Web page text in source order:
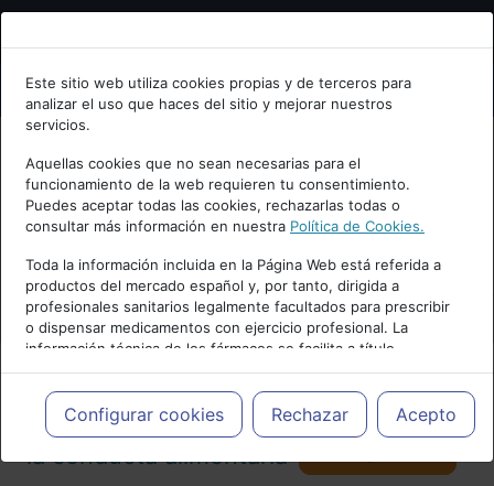
Bienvenid@ a psiquiatria.com
Escribe tu Email
Accede o regístrate con tu email.
Cancelar
Este sitio web utiliza cookies propias y de terceros para
analizar el uso que haces del sitio y mejorar nuestros
servicios.
Aquellas cookies que no sean necesarias para el
funcionamiento de la web requieren tu consentimiento.
Puedes aceptar todas las cookies, rechazarlas todas o
consultar más información en nuestra Política de Cookies.
Toda la información incluida en la Página Web está referida a
productos del mercado español y, por tanto, dirigida a
profesionales sanitarios legalmente facultados para prescribir
o dispensar medicamentos con ejercicio profesional. La
información técnica de los fármacos se facilita a título
meramente informativo, siendo responsabilidad de los
profesionales facultados prescribir medicamentos y decidir, en
cada caso concreto, el tratamiento más adecuado a las
necesidades del paciente.
Configurar cookies Rechazar Acepto
Actualidad y Artículos|Trastornos de
la conducta alimentaria